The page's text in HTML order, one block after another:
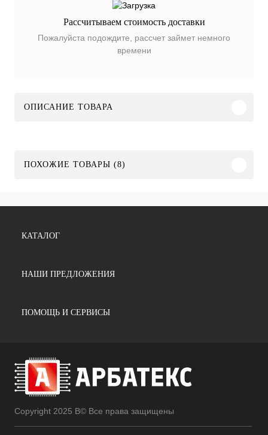
Рассчитываем стоимость доставки
Пожалуйста подождите, рассчет займет немного
времени
ОПИСАНИЕ ТОВАРА
ПОХОЖИЕ ТОВАРЫ (8)
КАТАЛОГ
НАШИ ПРЕДЛОЖЕНИЯ
ПОМОЩЬ И СЕРВИСЫ
Copyright 2025 В© Все права защищены